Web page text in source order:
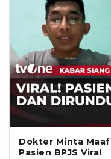
Dokter Minta
Pasien BPJS Viral